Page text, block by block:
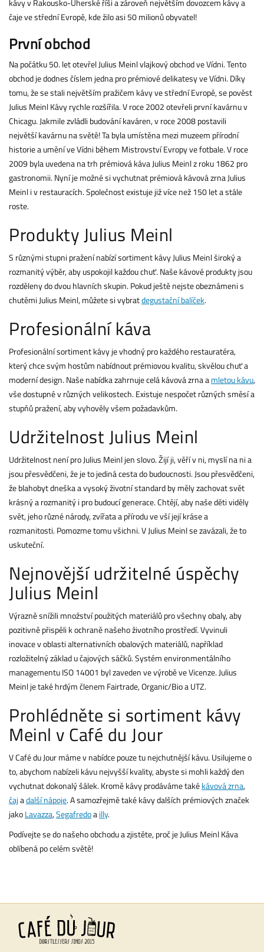
čaje ve střední Evropě, kde žilo asi 50 milionů obyvatel!
První obchod
Na počátku 50. let otevřel Julius Meinl vlajkový obchod ve Vídni. Tento
obchod je dodnes číslem jedna pro prémiové delikatesy ve Vídni. Díky
tomu, že se stali největším pražičem kávy ve střední Evropě, se pověst
Julius Meinl Kávy rychle rozšířila. V roce 2002 otevřeli první kavárnu v
Chicagu. Jakmile zvládli budování kaváren, v roce 2008 postavili
největší kavárnu na světě! Ta byla umístěna mezi muzeem přírodní
historie a umění ve Vídni během Mistrovství Evropy ve fotbale. V roce
2009 byla uvedena na trh prémiová káva Julius Meinl z roku 1862 pro
gastronomii. Nyní je možné si vychutnat prémiová kávová zrna Julius
Meinl i v restauracích. Společnost existuje již více než 150 let a stále
roste.
Produkty Julius Meinl
S různými stupni pražení nabízí sortiment kávy Julius Meinl široký a
rozmanitý výběr, aby uspokojil každou chuť. Naše kávové produkty jsou
rozděleny do dvou hlavních skupin. Pokud ještě nejste obeznámeni s
chutěmi Julius Meinl, můžete si vybratdegustační balíček.
Profesionální káva
Profesionální sortiment kávy je vhodný pro každého restauratéra,
který chce svým hostům nabídnout prémiovou kvalitu, skvělou chuť a
moderní design. Naše nabídka zahrnuje celá kávová zrna amletou kávu,
vše dostupné v různých velikostech. Existuje nespočet různých směsí a
stupňů pražení, aby vyhověly všem požadavkům.
Udržitelnost Julius Meinl
Udržitelnost není pro Julius Meinl jen slovo. Žijí ji, věří v ni, myslí na ni a
jsou přesvědčeni, že je to jediná cesta do budoucnosti. Jsou přesvědčeni,
že blahobyt dneška a vysoký životní standard by měly zachovat svět
krásný a rozmanitý i pro budoucí generace. Chtějí, aby naše děti viděly
svět, jeho různé národy, zvířata a přírodu ve vší její kráse a
rozmanitosti. Pomozme tomu všichni. V Julius Meinl se zavázali, že to
uskuteční.
Nejnovější udržitelné úspěchy
Julius Meinl
Výrazně snížili množství použitých materiálů pro všechny obaly, aby
pozitivně přispěli k ochraně našeho životního prostředí. Vyvinuli
inovace v oblasti alternativních obalových materiálů, například
rozložitelný základ u čajových sáčků. Systém environmentálního
managementu ISO 14001 byl zaveden ve výrobě ve Vicenze. Julius
Meinl je také hrdým členem Fairtrade, Organic/Bio a UTZ.
Prohlédněte si sortiment kávy
Meinl v Café du Jour
V Café du Jour máme v nabídce pouze tu nejchutnější kávu. Usilujeme o
to, abychom nabízeli kávu nejvyšší kvality, abyste si mohli každý den
vychutnat dokonalý šálek. Kromě kávy prodáváme takékávová zrna,
čajadalší nápoje. A samozřejmě také kávy dalších prémiových značek
jakoLavazza,Segafredoailly.
Podívejte se do našeho obchodu a zjistěte, proč je Julius Meinl Káva
oblíbená po celém světě!